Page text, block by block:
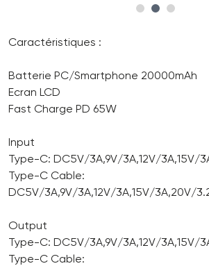
Caractéristiques :
Batterie PC/Smartphone 20000mAh
Ecran LCD
Fast Charge PD 65W
Input
Type-C: DC5V/3A,9V/3A,12V/3A,15V/
Type-C Cable:
DC5V/3A,9V/3A,12V/3A,15V/3A,20V/
Output
Type-C: DC5V/3A,9V/3A,12V/3A,15V/
Type-C Cable: